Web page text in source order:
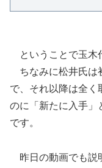
ということで玉木
ちなみに松井氏は
で、それ以降は全く
のに「新たに入手」
です。
昨日の動画でも説